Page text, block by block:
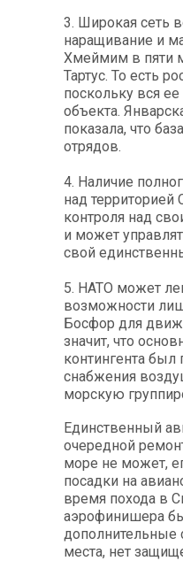
3. Широкая сеть
наращивание и
Хмеймим в пяти
Тартус. То есть
поскольку вся
объекта.
показала, что
отрядов.
4. Наличие
над
контроля над
и может
свой
5. НАТО может
возможности
Босфор для
значит, что
контингента был
снабжения
морскую
Единственный
очередной
море не может,
посадки на
время похода в
аэрофинишера
дополнительные
места, нет